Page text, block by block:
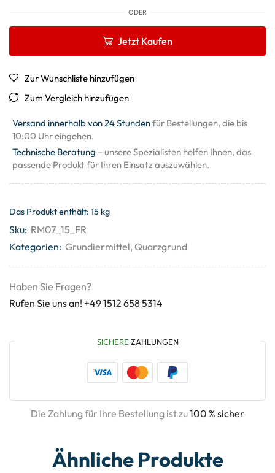
ODER
Jetzt Kaufen
Zur Wunschliste hinzufügen
Zum Vergleich hinzufügen
Versand innerhalb von 24 Stundenfür Bestellungen, die bis
10:00 Uhr eingehen.
Technische Beratung – unsere Spezialisten helfen Ihnen, das
passende Produkt für Ihren Einsatz auszuwählen.
Das Produkt enthält: 15 kg
Sku: RM07_15_FR
Kategorien: Grundiermittel,Quarzgrund
Haben Sie Fragen?
Rufen Sie uns an! +49 1512 658 5314
SICHERE ZAHLUNGEN
Die Zahlung für Ihre Bestellung ist zu100 % sicher
Ähnliche Produkte